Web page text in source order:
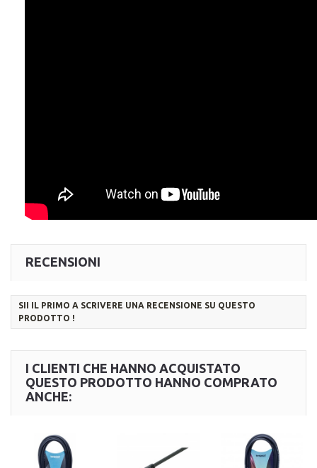
RECENSIONI
SII IL PRIMO A SCRIVERE UNA RECENSIONE SU QUESTO
PRODOTTO !
I CLIENTI CHE HANNO ACQUISTATO
QUESTO PRODOTTO HANNO COMPRATO
ANCHE: